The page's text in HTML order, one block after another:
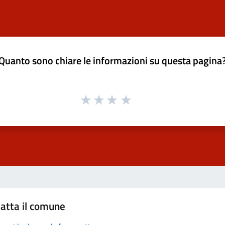
sono chiare le informazioni su questa
il comune